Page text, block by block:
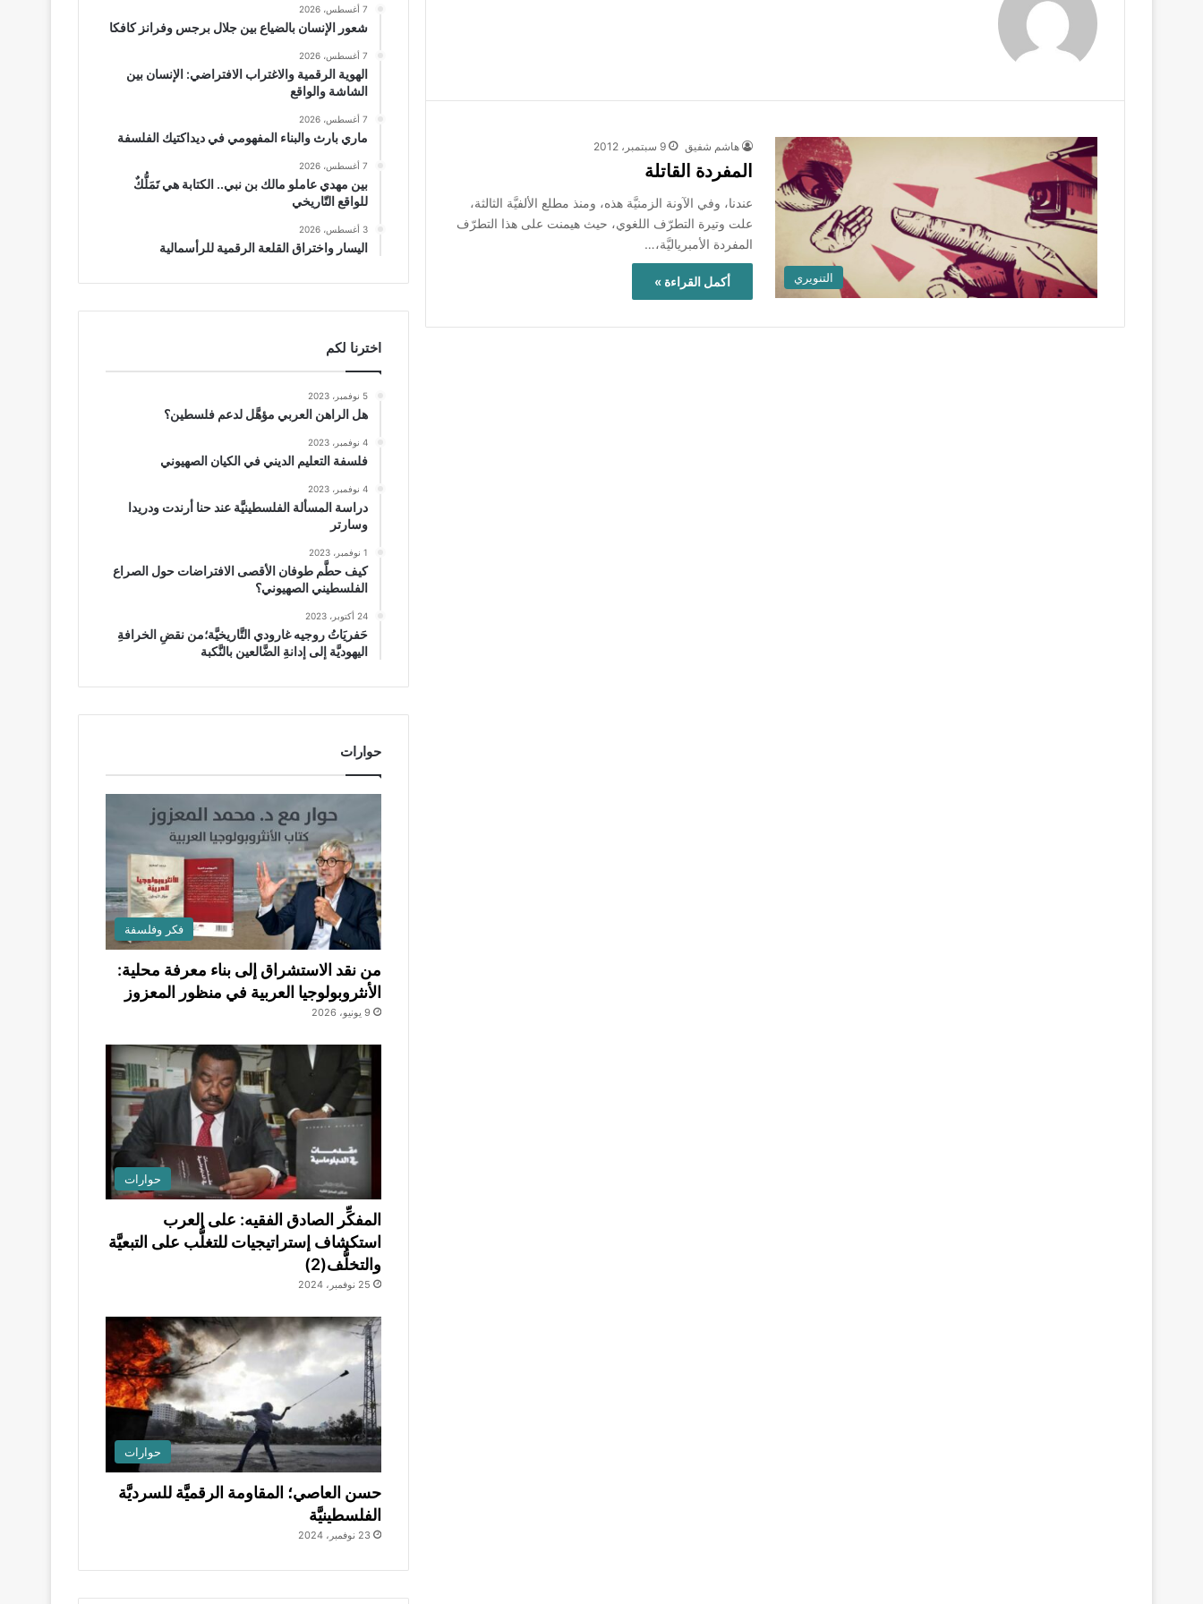
التنويري
هاشم شفيق 9 سبتمبر، 2012
المفردة القاتلة
عندنا، وفي الآونة الزمنيَّة هذه، ومنذ مطلع الألفيَّة الثالثة،
علت وتيرة التطرّف اللغوي، حيث هيمنت على هذا التطرّف
المفردة الأمبرياليَّة،…
أكمل القراءة »
7 أغسطس، 2026
شعور الإنسان بالضياع بين جلال برجس وفرانز كافكا
7 أغسطس، 2026
الهوية الرقمية والاغتراب الافتراضي: الإنسان بين
الشاشة والواقع
7 أغسطس، 2026
ماري بارث والبناء المفهومي في ديداكتيك الفلسفة
7 أغسطس، 2026
بين مهدي عاملو مالك بن نبي.. الكتابة هي تَمَلُّكٌ
للواقع التّاريخي
3 أغسطس، 2026
اليسار واختراق القلعة الرقمية للرأسمالية
اخترنا لكم
5 نوفمبر، 2023
هل الراهن العربي مؤهَّل لدعم فلسطين؟
4 نوفمبر، 2023
فلسفة التعليم الديني في الكيان الصهيوني
4 نوفمبر، 2023
دراسة المسألة الفلسطينيَّة عند حنا أرندت ودريدا
وسارتر
1 نوفمبر، 2023
كيف حطَّم طوفان الأقصى الافتراضات حول الصراع
الفلسطيني الصهيوني؟
24 أكتوبر، 2023
حَفريَاتُ روجيه غارودي التَّاريخيَّة؛من نقضِ الخرافةِ
اليهوديَّة إلى إدانةِ الضَّالعين بالنَّكبة
حوارات
فكر وفلسفة
من نقد الاستشراق إلى بناء معرفة محلية:
الأنثروبولوجيا العربية في منظور المعزوز
9 يونيو، 2026
حوارات
المفكِّر الصادق الفقيه: على العرب
استكشاف إستراتيجيات للتغلُّب على التبعيَّة
والتخلُّف(2)
25 نوفمبر، 2024
حوارات
حسن العاصي؛ المقاومة الرقميَّة للسرديَّة
الفلسطينيَّة
23 نوفمبر، 2024